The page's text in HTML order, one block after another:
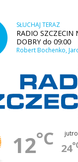
SŁUCHAJ TERAZ
RADIO SZCZECIN
DOBRY do 09:00
Robert Bochenko,
12°C jutro
24